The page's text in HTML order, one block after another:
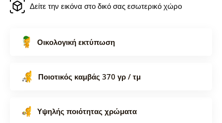
Δείτε την εικόνα στο δικό σας εσωτερικό χώρο
Οικολογική εκτύπωση
Ποιοτικός καμβάς 370 γρ / τμ
Υψηλής ποιότητας χρώματα